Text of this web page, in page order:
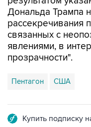
Дональда Трампа
рассекречивания
связанных с
явлениями, в
прозрачности".
Пентагон США
Купить подписку